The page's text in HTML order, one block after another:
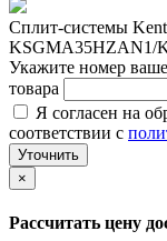
Сплит-системы
KSGMA35HZAN1/
Укажите номер
товара
Я согласен на
соответствии с
Уточнить
×
Рассчитать цену